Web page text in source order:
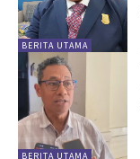
BERITA UTAMA
BERITA UTAMA